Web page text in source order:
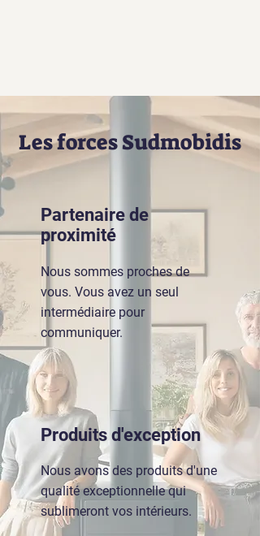
Les forces Sudmobidis
Partenaire de
proximité
Nous sommes proches de
vous. Vous avez un seul
intermédiaire pour
communiquer.
Produits d'exception
Nous avons des produits d'une
qualité exceptionnelle qui
sublimeront vos intérieurs.